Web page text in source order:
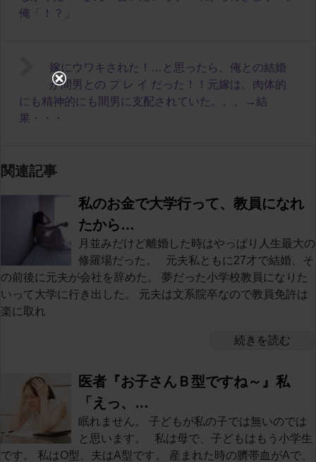
俺「！？」
嫁にウワキされた！…と思ったら、俺との結婚
が間男との プ レ イ だった！！元嫁は、肉体的
にも精神的にも間男に支配されていた。。。→結
果・・・
関連記事
私のお金で大学行って、教員になれ
たから…
月並みだけど離婚した時はやっぱり人生最大の
修羅場だった。 元夫私ともに27才で結婚、そ
の前後に元夫が会社を辞めた。 夢だった小学校教員になりた
いって大学に行き出した。 元夫は文系院卒なので教員免許は
楽に取れ
続きを読む
医者『お子さんＢ型ですね～』私
「えっ、…
眠れません。 子どもが私の子では無いのでは
と思います。 私は母で、子どもはもう小学生
です。 私はO型、夫はA型です。 産まれた時の臍帯血がAで、